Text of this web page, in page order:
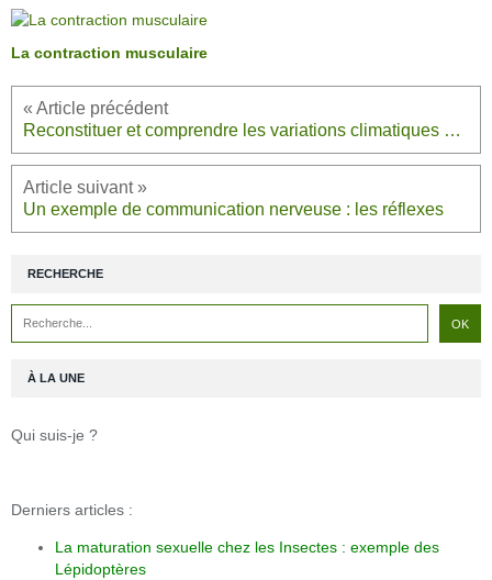
La contraction musculaire
Reconstituer et comprendre les variations climatiques passées
Un exemple de communication nerveuse : les réflexes
RECHERCHE
À LA UNE
Qui suis-je ?
Derniers articles :
La maturation sexuelle chez les Insectes : exemple des
Lépidoptères